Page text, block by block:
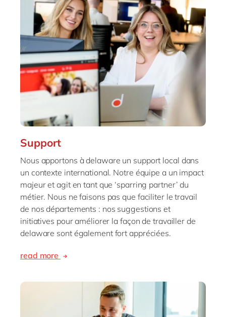
Support
Nous apportons à delaware un support local dans
un contexte international. Notre équipe a un impact
majeur et agit en tant que ‘sparring partner’ du
métier. Nous ne faisons pas que faciliter le travail
de nos départements : nos suggestions et
initiatives pour améliorer la façon de travailler de
delaware sont également fort appréciées.
read more